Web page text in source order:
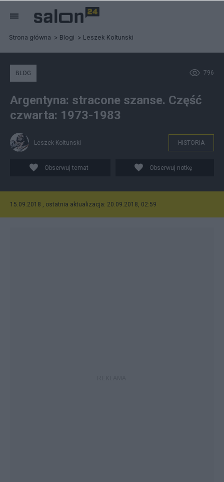
Strona główna Blogi Leszek Koltunski
796
BLOG
Argentyna: stracone szanse. Część
czwarta: 1973-1983
Leszek Koltunski HISTORIA
Obserwuj temat Obserwuj notkę
15.09.2018 , ostatnia aktualizacja: 20.09.2018, 02:59